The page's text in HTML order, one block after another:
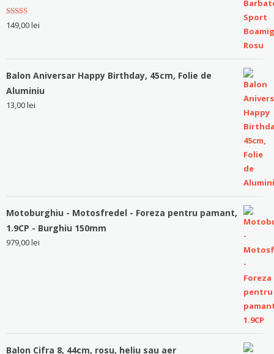
Evaluat la
5.00stele
149,00lei
Balon Aniversar Happy Birthday, 45cm, Folie de
Aluminiu
13,00lei
Motoburghiu - Motosfredel - Foreza pentru pamant,
1.9CP - Burghiu 150mm
979,00lei
Balon Cifra 8, 44cm, rosu, heliu sau aer